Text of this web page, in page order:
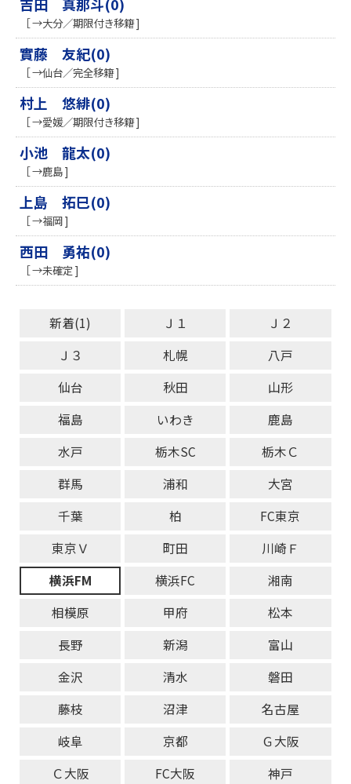
吉田 真那斗(0)
［ →大分／期限付き移籍 ]
實藤 友紀(0)
［ →仙台／完全移籍 ]
村上 悠緋(0)
［ →愛媛／期限付き移籍 ]
小池 龍太(0)
［ →鹿島 ]
上島 拓巳(0)
［ →福岡 ]
西田 勇祐(0)
［ →未確定 ]
新着(1) Ｊ１
Ｊ２
Ｊ３
札幌
八戸
仙台
秋田
山形
福島
いわき
鹿島
水戸
栃木SC
栃木Ｃ
群馬
浦和
大宮
千葉
柏
FC東京
東京Ｖ
町田
川崎Ｆ
横浜FM
横浜FC
湘南
相模原
甲府
松本
長野
新潟
富山
金沢
清水
磐田
藤枝
沼津
名古屋
岐阜
京都
Ｇ大阪
Ｃ大阪
FC大阪
神戸